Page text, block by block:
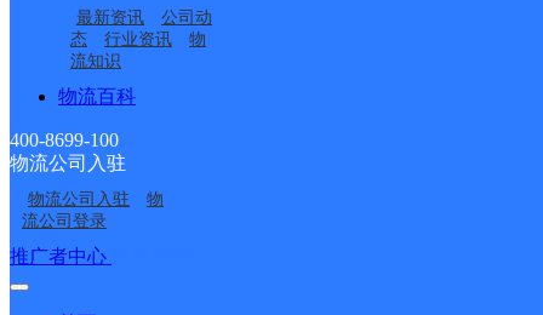
最新资讯
公司动
态
行业资讯
物
流知识
物流百科
400-8699-100
物流公司入驻
物流公司入驻
物
流公司登录
推广者中心
部
辽宁锦州公司士英街分
部
锦州松山新区营业部
重庆路邮政所
工学院邮政所
北门口邮政所
古塔区锦华分部
接口API